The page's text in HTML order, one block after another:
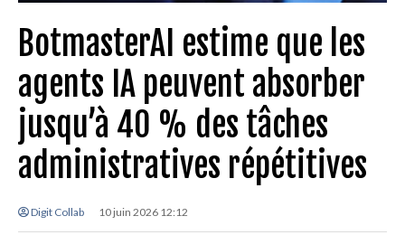
BotmasterAI estime que les
agents IA peuvent absorber
jusqu’à 40 % des tâches
administratives répétitives
Digit Collab 10 juin 2026 12:12